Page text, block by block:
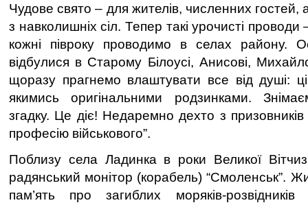
Чудове свято – для жителів, численних гостей,
з навколишніх сіл. Тепер такі урочисті
кожні півроку проводимо в селах району.
відбулися в Старому Білоусі, Анисові,
щоразу прагнемо влаштувати все від душі:
якимись оригінальними родзинками.
згадку. Це діє! Недаремно дехто з
професію військового”.
Поблизу села Ладинка в роки Великої
радянський монітор (корабель) “Смоленськ”.
пам’ять про загиблих моряків-розвідників